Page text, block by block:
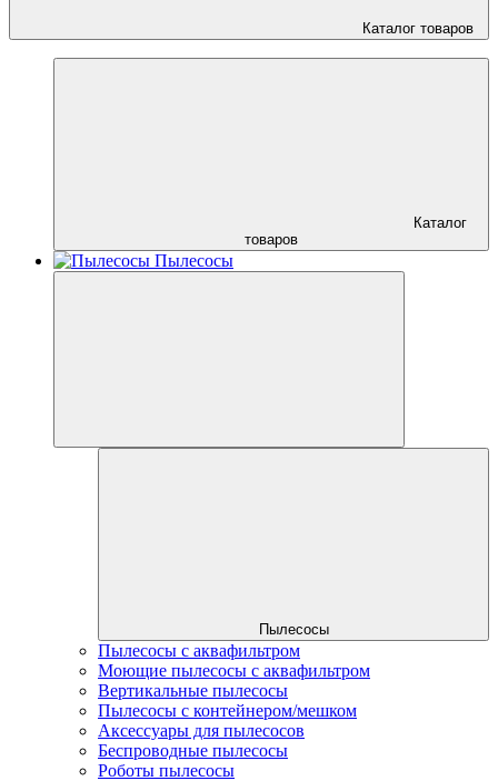
Каталог товаров
Каталог
товаров
Пылесосы
Пылесосы
Пылесосы с аквафильтром
Моющие пылесосы с аквафильтром
Вертикальные пылесосы
Пылесосы с контейнером/мешком
Аксессуары для пылесосов
Беспроводные пылесосы
Роботы пылесосы